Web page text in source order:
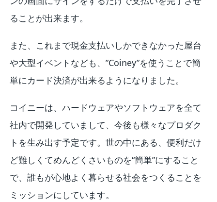
ることが出来ます。
また、これまで現金支払いしかできなかった屋台
や大型イベントなども、”Coiney”を使うことで簡
単にカード決済が出来るようになりました。
コイニーは、ハードウェアやソフトウェアを全て
社内で開発していまして、今後も様々なプロダク
トを生み出す予定です。世の中にある、便利だけ
ど難しくてめんどくさいものを“簡単”にすること
で、誰もが心地よく暮らせる社会をつくることを
ミッションにしています。